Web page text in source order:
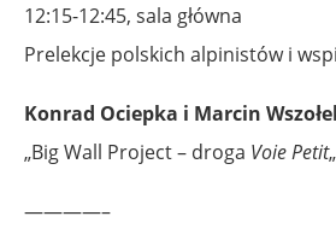
12:15-12:45, sala główna
Prelekcje polskich alpinistów i
Konrad Ociepka i Marcin
„Big Wall Project – droga Voie Petit„
————–